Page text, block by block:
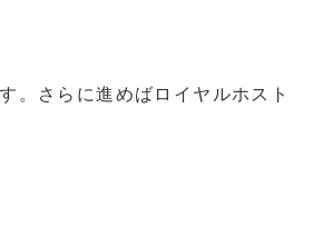
。さらに進めばロイヤルホスト